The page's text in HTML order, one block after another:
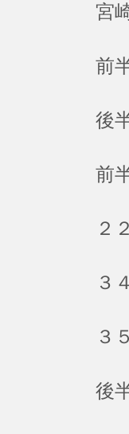
宮
前
後
前
２
３
３
後